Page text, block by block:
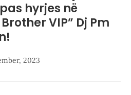
hyrjes në
VIP” Dj Pm
2023